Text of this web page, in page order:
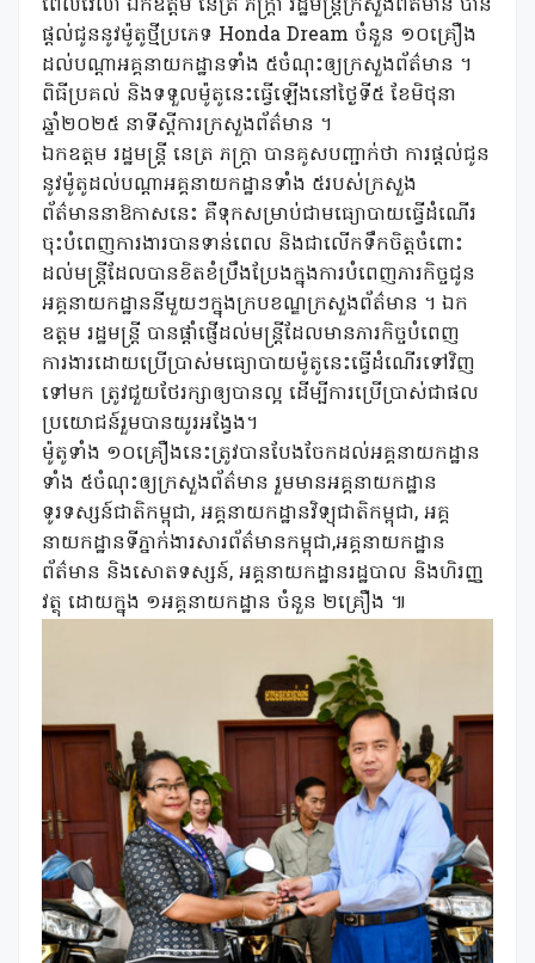
ពេលវេលា ឯកឧត្តម នេត្រ ភក្ត្រា រដ្ឋមន្ត្រីក្រសួងព័ត៌មាន បាន
ផ្តល់ជូននូវម៉ូតូថ្មីប្រភេទ Honda Dream ចំនួន ១០គ្រឿង
ដល់បណ្តាអគ្គនាយកដ្ឋានទាំង ៥ចំណុះឲ្យក្រសួងព័ត៌មាន ។
ពិធីប្រគល់ និងទទួលម៉ូតូនេះធ្វើឡើងនៅថ្ងៃទី៥ ខែមិថុនា
ឆ្នាំ២០២៥ នាទីស្តីការក្រសួងព័ត៌មាន ។
ឯកឧត្តម រដ្ឋមន្ត្រី នេត្រ ភក្ត្រា បានគូសបញ្ជាក់ថា ការផ្តល់ជូន
នូវម៉ូតូដល់បណ្តាអគ្គនាយកដ្ឋានទាំង ៥របស់ក្រសួង
ព័ត៌មាននាឱកាសនេះ គឺទុកសម្រាប់ជាមធ្យោបាយធ្វើដំណើរ
ចុះបំពេញការងារបានទាន់ពេល និងជាលើកទឹកចិត្តចំពោះ
ដល់មន្ត្រីដែលបានខិតខំប្រឹងប្រែងក្នុងការបំពេញភារកិច្ចជូន
អគ្គនាយកដ្ឋាននីមួយៗក្នុងក្របខណ្ឌក្រសួងព័ត៌មាន ។ ឯក
ឧត្តម រដ្ឋមន្ត្រី បានផ្តាំផ្ញើដល់មន្ត្រីដែលមានភារកិច្ចបំពេញ
ការងារដោយប្រើប្រាស់មធ្យោបាយម៉ូតូនេះធ្វើដំណើរទៅវិញ
ទៅមក ត្រូវជួយថែរក្សាឲ្យបានល្អ ដើម្បីការប្រើប្រាស់ជាផល
ប្រយោជន៍រួមបានយូរអង្វែង។
ម៉ូតូទាំង ១០គ្រឿងនេះត្រូវបានបែងចែកដល់អគ្គនាយកដ្ឋាន
ទាំង ៥ចំណុះឲ្យក្រសួងព័ត៌មាន រួមមានអគ្គនាយកដ្ឋាន
ទូរទស្សន៍ជាតិកម្ពុជា, អគ្គនាយកដ្ឋានវិទ្យុជាតិកម្ពុជា, អគ្គ
នាយកដ្ឋានទីភ្នាក់ងារសារព័ត៌មានកម្ពុជា,អគ្គនាយកដ្ឋាន
ព័ត៌មាន និងសោតទស្សន៍, អគ្គនាយកដ្ឋានរដ្ឋបាល និងហិរញ្ញ
វត្ថុ ដោយក្នុង ១អគ្គនាយកដ្ឋាន ចំនួន ២គ្រឿង ៕